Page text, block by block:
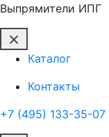
Выпрямители ИПГ
Каталог
Контакты
+7 (495) 133-35-07